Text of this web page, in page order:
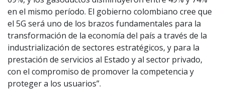
en el mismo período. El gobierno colombiano cree que
el 5G será uno de los brazos fundamentales para la
transformación de la economía del país a través de la
industrialización de sectores estratégicos, y para la
prestación de servicios al Estado y al sector privado,
con el compromiso de promover la competencia y
proteger a los usuarios”.